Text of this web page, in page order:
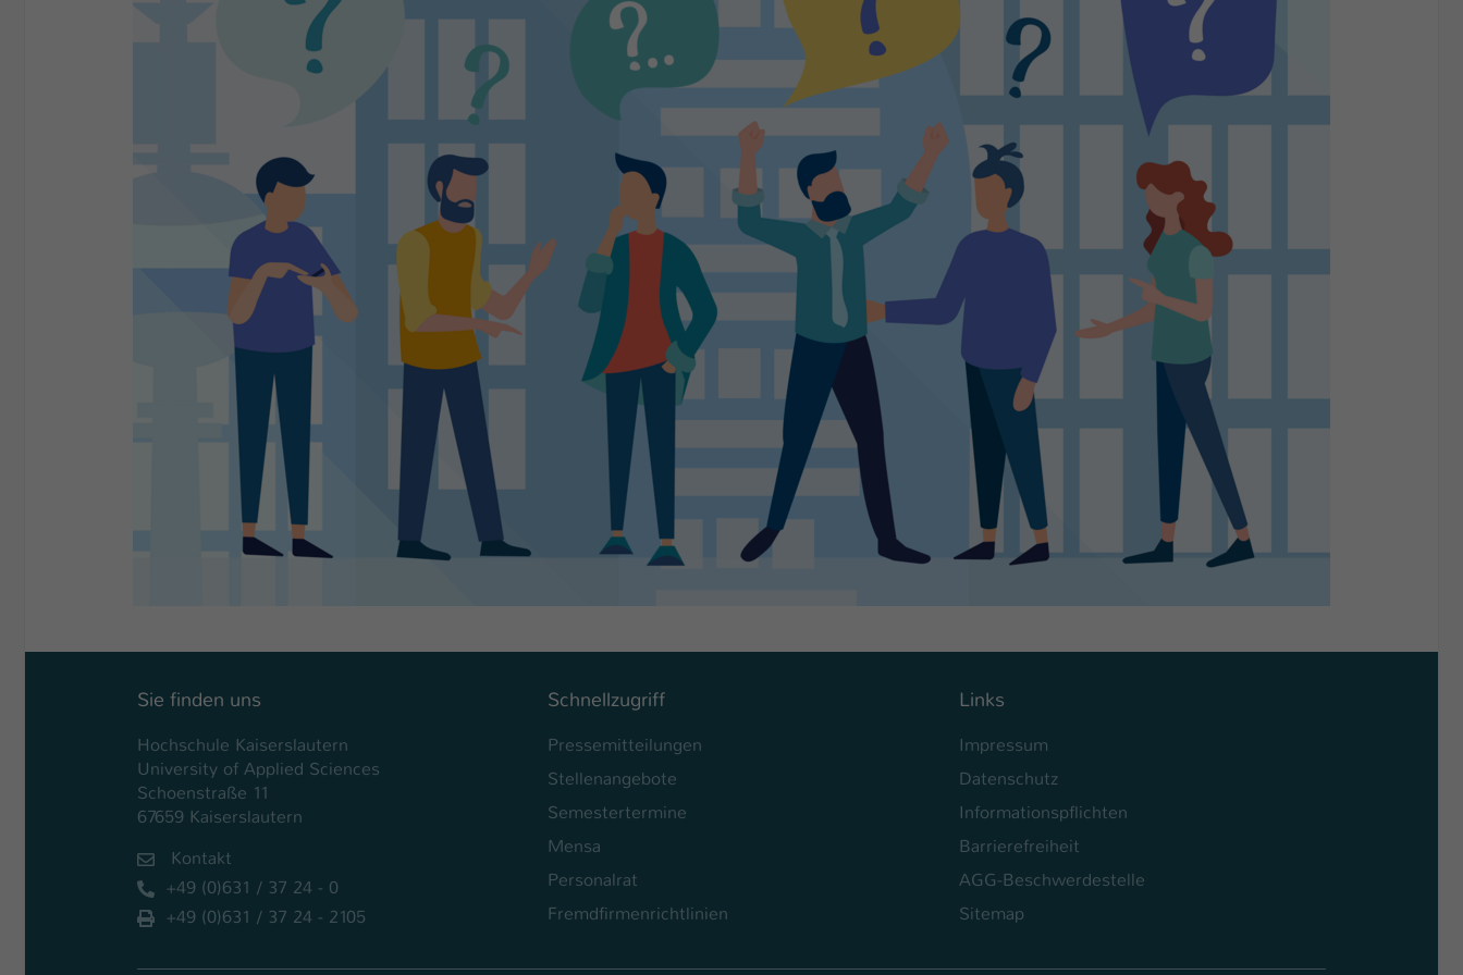
Sie finden uns
Hochschule Kaiserslautern
University of Applied Sciences
Schoenstraße 11
67659 Kaiserslautern
Kontakt
+49 (0)631 / 37 24 - 0
+49 (0)631 / 37 24 - 2105
Schnellzugriff
Pressemitteilungen
Stellenangebote
Semestertermine
Mensa
Personalrat
Fremdfirmenrichtlinien
Links
Impressum
Datenschutz
Informationspflichten
Barrierefreiheit
AGG-Beschwerdestelle
Sitemap
1 Tag
Zweck
Dieser Cookie teilt der Webseite mit, ob ein
Besucher im Typo3-Backend angemeldet ist und
Rechte besitzt diese zu verwalten.